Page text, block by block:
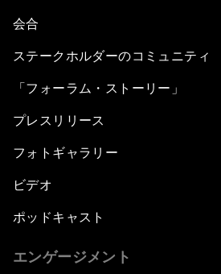
会合
ステークホルダーのコミュニティ
「フォーラム・ストーリー」
プレスリリース
フォトギャラリー
ビデオ
ポッドキャスト
エンゲージメント